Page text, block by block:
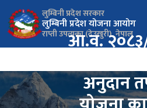
लुम्बिनी प्रदेश सरकार
लुम्बिनी प्रदेश योजना आयोग
राप्ती उपत्यका (देउखुरी), नेपाल
आ.व.
अनुदान